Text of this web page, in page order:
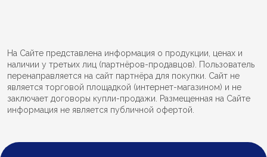
На Сайте представлена информация о продукции, ценах и
наличии у третьих лиц (партнёров-продавцов). Пользователь
перенаправляется на сайт партнёра для покупки. Сайт не
является торговой площадкой (интернет-магазином) и не
заключает договоры купли-продажи. Размещенная на Сайте
информация не является публичной офертой.